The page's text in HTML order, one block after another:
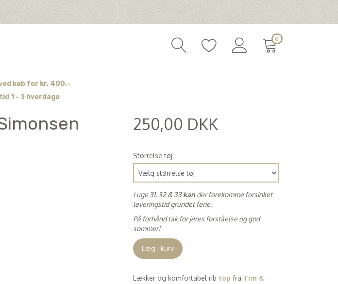
0
køb for kr. 400,-
1 - 3 hverdage
250,00 DKK
Størrelse tøj:
I uge 31, 32 & 33kan der forekomme forsinket
leveringstid grundet ferie.
På forhånd tak for jeres forståelse og god
sommer!
Læg i kurv
Lækker og komfortabel rib top fra Tim &